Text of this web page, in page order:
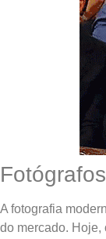
Fotógrafos
A fotografia
do mercado. Hoje,